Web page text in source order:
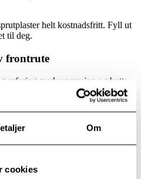
Om
cookies
helt kostnadsfritt. Fyll ut
til deg.
frontrute
erfaring med reparasjon og bytte
en steinsprutskade utbedres på
skadeomfanget skulle være for
vi frontruta i henhold til Toyota
ved reparasjon og bytte av
kurs og opplæring i